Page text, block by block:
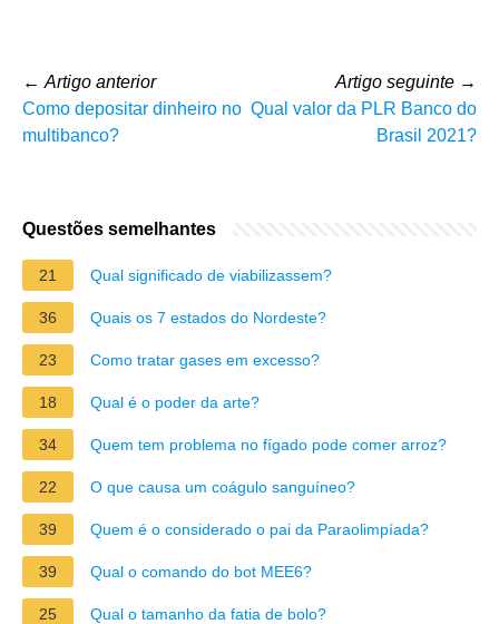
← Artigo anterior
Como depositar dinheiro no
multibanco?
Artigo seguinte →
Qual valor da PLR Banco do
Brasil 2021?
Questões semelhantes
21 Qual significado de viabilizassem?
36 Quais os 7 estados do Nordeste?
23 Como tratar gases em excesso?
18 Qual é o poder da arte?
34 Quem tem problema no fígado pode comer arroz?
22 O que causa um coágulo sanguíneo?
39 Quem é o considerado o pai da Paraolimpíada?
39 Qual o comando do bot MEE6?
25 Qual o tamanho da fatia de bolo?